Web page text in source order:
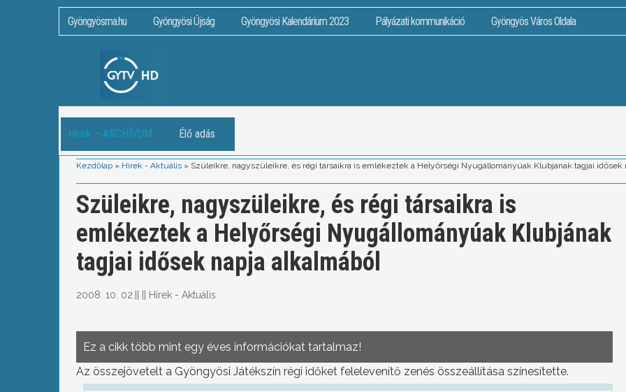
Gyöngyösma.hu Gyöngyösi Újság Gyöngyösi Kalendárium 2023 Pályázati kommunikáció Gyöngyös Város Oldala
Hírek – ARCHÍVUM Élő adás
Kezdőlap » Hírek - Aktuális » Szüleikre, nagyszüleikre, és régi társaikra is emlékeztek a Helyőrségi Nyugállományúak Klubjának tagjai idősek
Szüleikre, nagyszüleikre, és régi társaikra is
emlékeztek a Helyőrségi Nyugállományúak Klubjának
tagjai idősek napja alkalmából
2008. 10. 02. Hírek - Aktuális
Ez a cikk több mint egy éves információkat tartalmaz!
Az összejövetelt a Gyöngyösi Játékszín régi időket felelevenítő zenés összeállítása színesítette.